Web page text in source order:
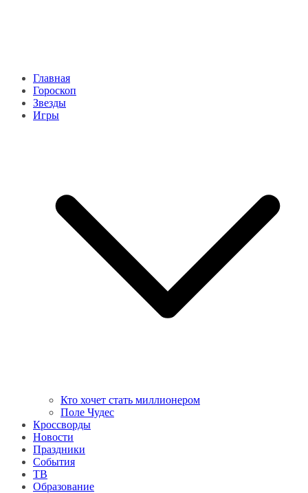
Главная
Гороскоп
Звезды
Игры
Кто хочет стать миллионером
Поле Чудес
Кроссворды
Новости
Праздники
События
ТВ
Образование